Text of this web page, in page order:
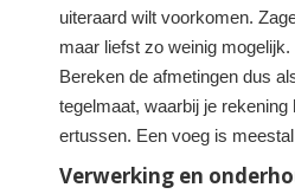
uiteraard wilt voorkomen.
maar liefst zo weinig mogelijk.
Bereken de afmetingen dus
tegelmaat, waarbij je
ertussen. Een voeg is
Verwerking en